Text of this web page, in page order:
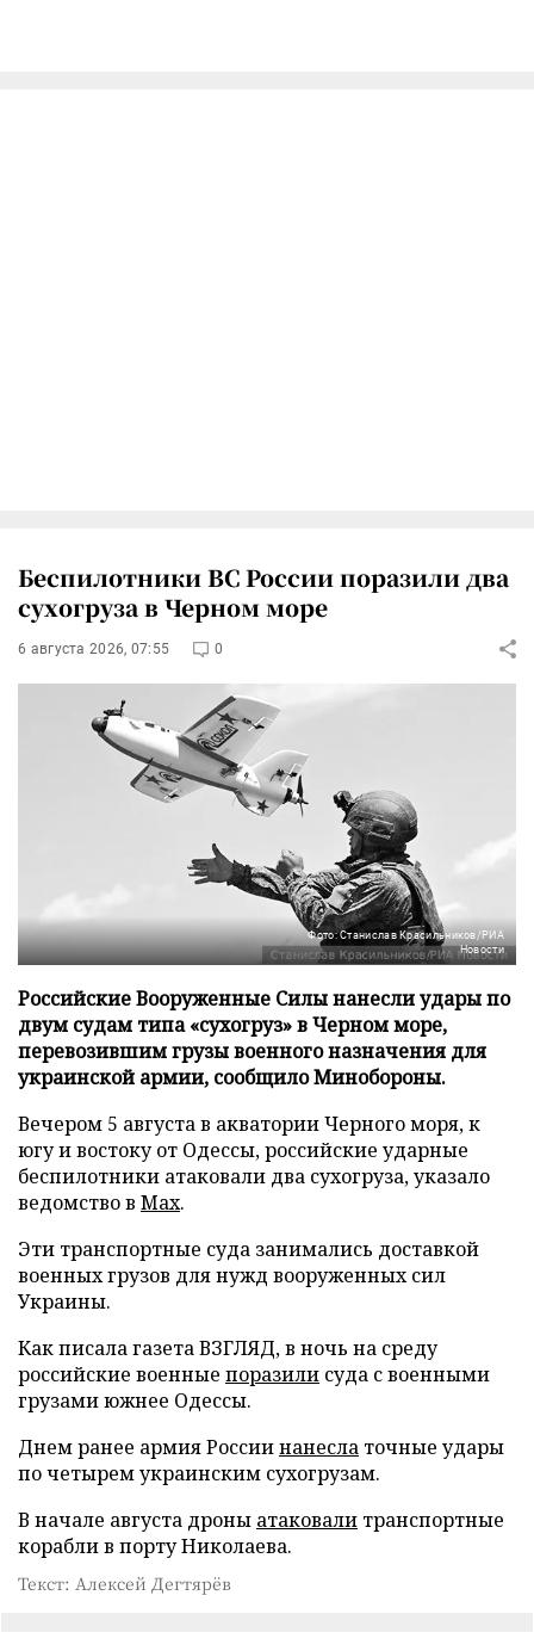
Беспилотники ВС России поразили два
сухогруза в Черном море
6 августа 2026, 07:55 0
Фото: Станислав Красильников/РИА
Новости
Российские Вооруженные Силы нанесли удары по
двум судам типа «сухогруз» в Черном море,
перевозившим грузы военного назначения для
украинской армии, сообщило Минобороны.
Вечером 5 августа в акватории Черного моря, к
югу и востоку от Одессы, российские ударные
беспилотники атаковали два сухогруза, указало
ведомство в Max.
Эти транспортные суда занимались доставкой
военных грузов для нужд вооруженных сил
Украины.
Как писала газета ВЗГЛЯД, в ночь на среду
российские военные поразили суда с военными
грузами южнее Одессы.
Днем ранее армия Россиинанесла точные удары
по четырем украинским сухогрузам.
В начале августа дроны атаковали транспортные
корабли в порту Николаева.
Текст: Алексей Дегтярёв